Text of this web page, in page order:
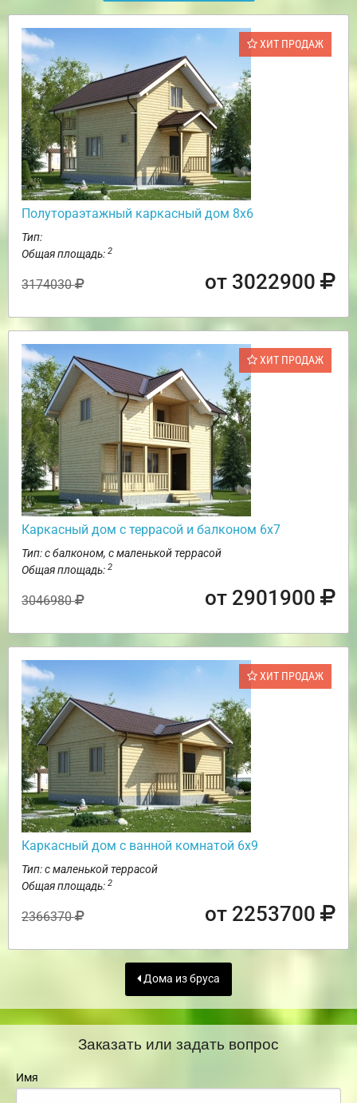
ХИТ ПРОДАЖ
Полутораэтажный каркасный дом 8х6
Тип:
Общая площадь: 2
3174030 от 3022900
ХИТ ПРОДАЖ
Каркасный дом с террасой и балконом 6х7
Тип: с балконом, с маленькой террасой
Общая площадь: 2
3046980 от 2901900
ХИТ ПРОДАЖ
Каркасный дом с ванной комнатой 6х9
Тип: с маленькой террасой
Общая площадь: 2
2366370 от 2253700
Дома из бруса
Заказать или задать вопрос
Имя